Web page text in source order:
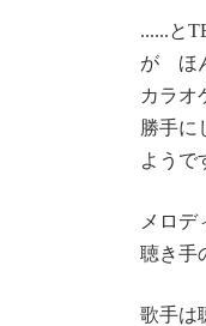
......と
が ほ
カラ
勝手
ようで
メロ
聴き手
歌手